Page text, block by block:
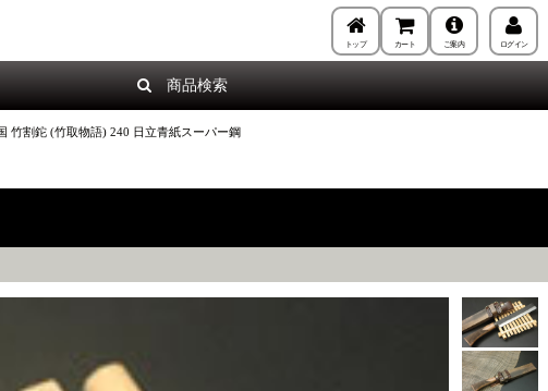
トップ カート ご案内 ログイン
商品検索
竹割鉈 (竹取物語) 240 日立青紙スーパー鋼